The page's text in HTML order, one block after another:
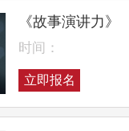
《故事演讲力》
时间：
立即报名